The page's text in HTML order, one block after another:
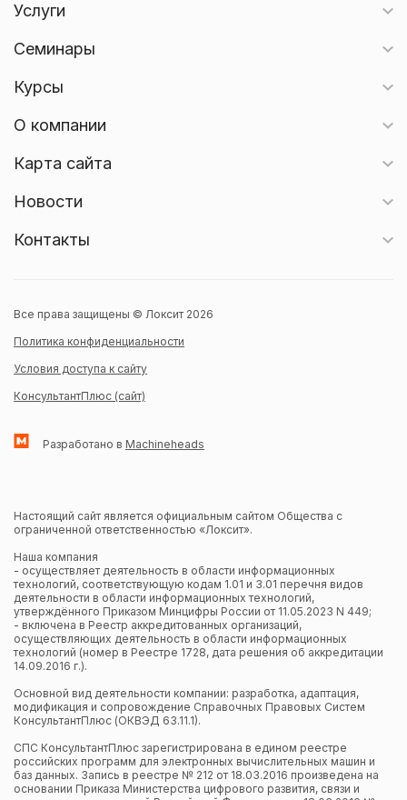
Услуги
Семинары
Курсы
О компании
Карта сайта
Новости
Контакты
Все права защищены © Локсит 2026
Политика конфиденциальности
Условия доступа к сайту
КонсультантПлюс (сайт)
Разработано в Machineheads
Настоящий сайт является официальным сайтом Общества с
ограниченной ответственностью «Локсит».
Наша компания
- осуществляет деятельность в области информационных
технологий, соответствующую кодам 1.01 и 3.01 перечня видов
деятельности в области информационных технологий,
утверждённого Приказом Минцифры России от 11.05.2023 N 449;
- включена в Реестр аккредитованных организаций,
осуществляющих деятельность в области информационных
технологий (номер в Реестре 1728, дата решения об аккредитации
14.09.2016 г.).
Основной вид деятельности компании: разработка, адаптация,
модификация и сопровождение Справочных Правовых Систем
КонсультантПлюс (ОКВЭД 63.11.1).
СПС КонсультантПлюс зарегистрирована в едином реестре
российских программ для электронных вычислительных машин и
баз данных. Запись в реестре № 212 от 18.03.2016 произведена на
основании Приказа Министерства цифрового развития, связи и